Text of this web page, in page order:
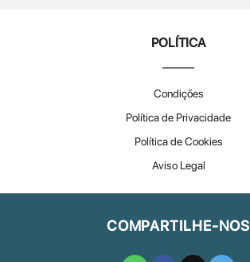
POLÍTICA
Condições
Política de Privacidade
Política de Cookies
Aviso Legal
COMPARTILHE-NOS